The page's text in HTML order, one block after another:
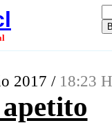
2017 / 18:23